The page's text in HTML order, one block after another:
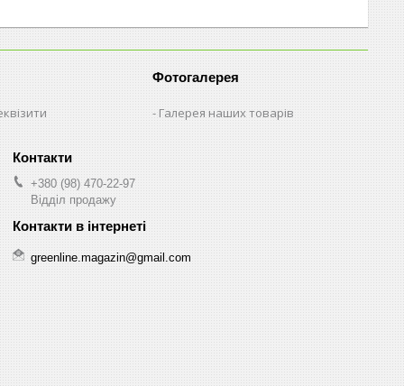
Фотогалерея
Галерея наших товарів
+380 (98) 470-22-97
Відділ продажу
greenline.magazin@gmail.com